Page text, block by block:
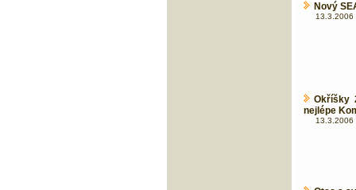
Nový
13.3.2006
Okříšky
nejlépe
13.3.2006